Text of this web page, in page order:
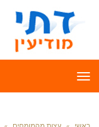
תפריט